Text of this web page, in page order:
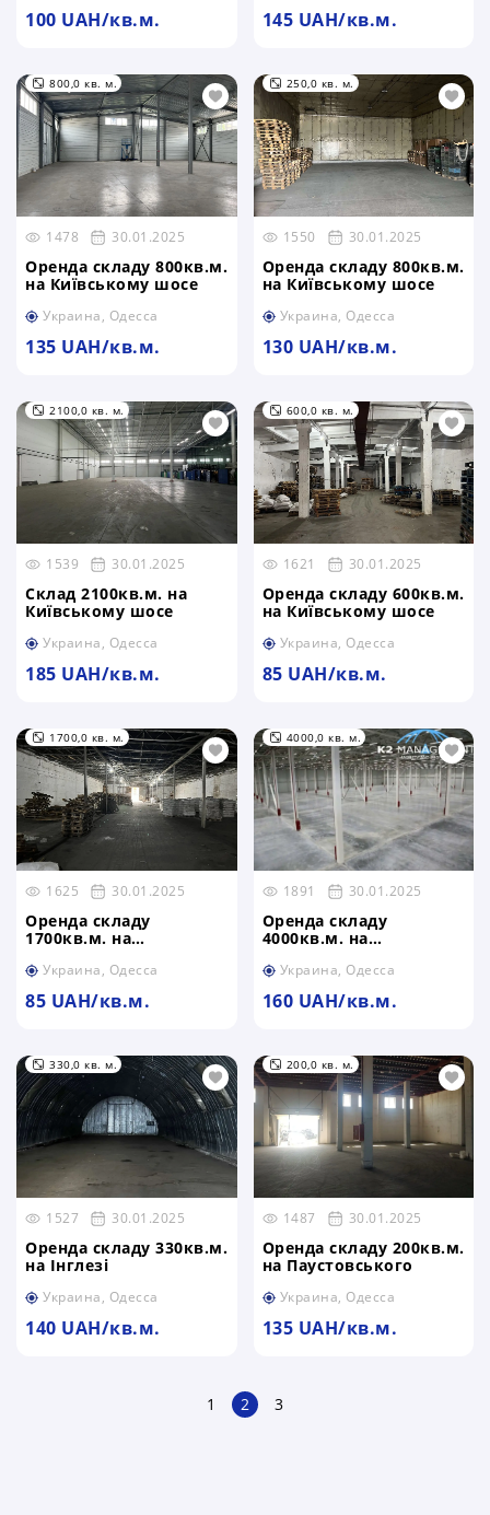
100 UAH/кв.м. 145 UAH/кв.м.
800,0 кв. м.
1478 30.01.2025
Оренда складу 800кв.м.
на Київському шосе
Украина, Одесса
135 UAH/кв.м.
250,0 кв. м.
1550 30.01.2025
Оренда складу 800кв.м.
на Київському шосе
Украина, Одесса
130 UAH/кв.м.
2100,0 кв. м.
1539 30.01.2025
Склад 2100кв.м. на
Київському шосе
Украина, Одесса
185 UAH/кв.м.
600,0 кв. м.
1621 30.01.2025
Оренда складу 600кв.м.
на Київському шосе
Украина, Одесса
85 UAH/кв.м.
1700,0 кв. м.
1625 30.01.2025
Оренда складу
1700кв.м. на
Украина, Одесса
85 UAH/кв.м.
4000,0 кв. м.
1891 30.01.2025
Оренда складу
4000кв.м. на
Украина, Одесса
160 UAH/кв.м.
330,0 кв. м.
1527 30.01.2025
Оренда складу 330кв.м.
на Інглезі
Украина, Одесса
140 UAH/кв.м.
200,0 кв. м.
1487 30.01.2025
Оренда складу 200кв.м.
на Паустовського
Украина, Одесса
135 UAH/кв.м.
1 2 3